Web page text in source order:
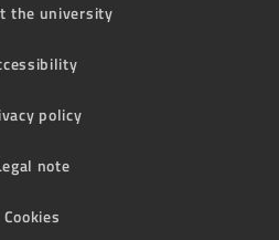
the university
policy
note
Cookies